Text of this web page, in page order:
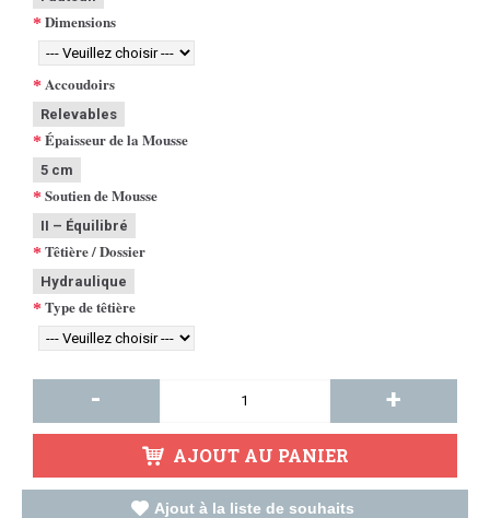
Dimensions
Accoudoirs
Relevables
Épaisseur de la Mousse
5 cm
Soutien de Mousse
II – Équilibré
Têtière / Dossier
Hydraulique
Type de têtière
- +
AJOUT AU PANIER
Ajout à la liste de souhaits